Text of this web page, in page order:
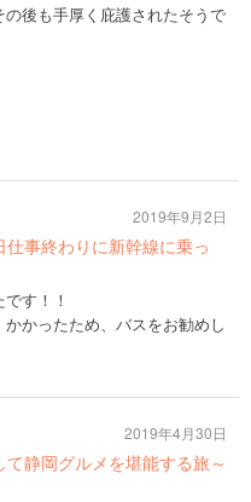
後も手厚く庇護されたそうで
事終わりに新幹線に乗っ
す！！
かったため、バスをお勧めし
2019年9月2日
静岡グルメを堪能する旅～
2019年4月30日